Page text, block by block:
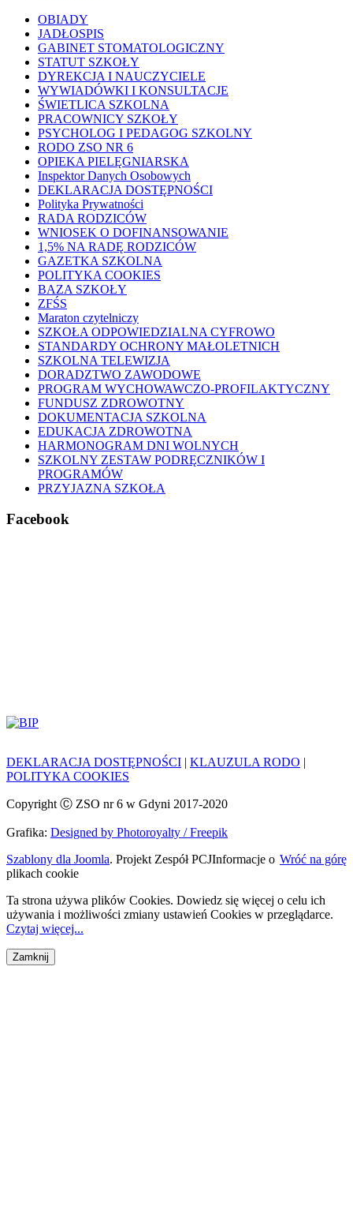
OBIADY
JADŁOSPIS
GABINET STOMATOLOGICZNY
STATUT SZKOŁY
DYREKCJA I NAUCZYCIELE
WYWIADÓWKI I KONSULTACJE
ŚWIETLICA SZKOLNA
PRACOWNICY SZKOŁY
PSYCHOLOG I PEDAGOG SZKOLNY
RODO ZSO NR 6
OPIEKA PIELĘGNIARSKA
Inspektor Danych Osobowych
DEKLARACJA DOSTĘPNOŚCI
Polityka Prywatności
RADA RODZICÓW
WNIOSEK O DOFINANSOWANIE
1,5% NA RADĘ RODZICÓW
GAZETKA SZKOLNA
POLITYKA COOKIES
BAZA SZKOŁY
ZFŚS
Maraton czytelniczy
SZKOŁA ODPOWIEDZIALNA CYFROWO
STANDARDY OCHRONY MAŁOLETNICH
SZKOLNA TELEWIZJA
DORADZTWO ZAWODOWE
PROGRAM WYCHOWAWCZO-PROFILAKTYCZNY
FUNDUSZ ZDROWOTNY
DOKUMENTACJA SZKOLNA
EDUKACJA ZDROWOTNA
HARMONOGRAM DNI WOLNYCH
SZKOLNY ZESTAW PODRĘCZNIKÓW I
PROGRAMÓW
PRZYJAZNA SZKOŁA
Facebook
DEKLARACJA DOSTĘPNOŚCI | KLAUZULA RODO |
POLITYKA COOKIES
Copyright Ⓒ ZSO nr 6 w Gdyni 2017-2020
Grafika: Designed by Photoroyalty / Freepik
Szablony dla Joomla. Projekt Zespół PCJ Wróć na górę
Informacje o
plikach cookie
Ta strona używa plików Cookies. Dowiedz się więcej o celu ich
używania i możliwości zmiany ustawień Cookies w przeglądarce.
Czytaj więcej...